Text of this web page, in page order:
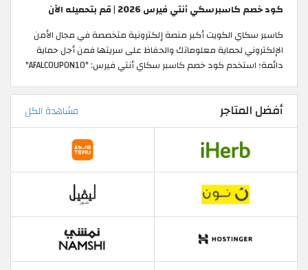
كود خصم كاسبرسكي أنتي فيرس 2026 | قم بتحميله الآن
كاسبر سكاي الكويت أكبر منصة إلكترونية متخصصة في مجال الأمن
الإلكتروني لحماية معلوماتك والحفاظ على سريتها فمن أجل حماية
دائمة؛ استخدم كود خصم كاسبر سكاي أنتي فيرس: "AFALCOUPON10"
أفضل المتاجر مشاهدة الكل